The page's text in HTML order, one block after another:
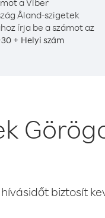
a Viber
Åland-szigetek
írja be a számot az
30+ Helyi szám
biztosít